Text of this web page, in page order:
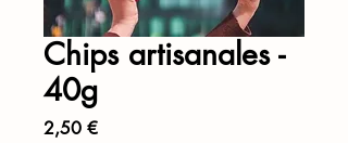
Chips artisanales -
40g
2,50 €Prix